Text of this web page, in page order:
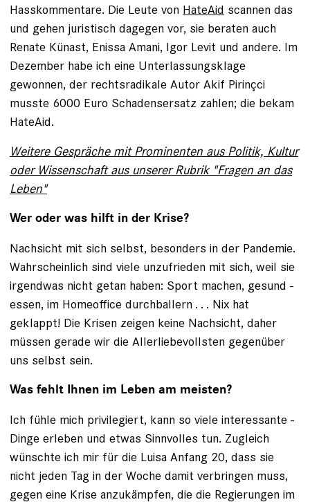
Hasskommentare. Die Leute von HateAid scannen das
und gehen juristisch ­dagegen vor, sie beraten auch
Renate Künast, Enissa Amani, Igor Levit und andere. Im
Dezember habe ich eine Unterlassungsklage
gewonnen, der rechtsradikale Autor Akif ­Pirinçci
musste 6000 Euro Schadensersatz zahlen; die ­bekam
HateAid.
Weitere Gespräche mit Prominenten aus Politik, Kultur
oder Wissenschaft aus unserer Rubrik "Fragen an das
Leben"
Wer oder was hilft in der Krise?
Nachsicht mit sich selbst, besonders in der Pandemie.
Wahrscheinlich sind viele unzufrieden mit sich, weil sie
­irgendwas nicht getan haben: Sport machen, gesund ­
essen, im Homeoffice durchballern . . . Nix hat
geklappt! Die Krisen zeigen keine Nachsicht, daher
müssen gerade wir die Allerliebevollsten gegenüber
uns selbst sein.
Was fehlt Ihnen im Leben am meisten?
Ich fühle mich privilegiert, kann so viele interessante ­
Dinge erleben und etwas Sinnvolles tun. Zugleich
wünschte ich mir für die Luisa Anfang 20, dass sie
nicht jeden Tag in der Woche damit verbringen muss,
gegen eine Krise anzukämpfen, die die Regierungen im